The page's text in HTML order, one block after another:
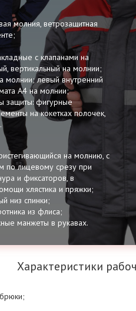
молния, ветрозащитная
с клапанами на
вертикальный на молнии;
молнии; левый внутренний
А4 на молнии;
защиты: фигурные
на кокетках полочек,
на молнию, с
по лицевому срезу при
и фиксаторов, в
хлястика и пряжки;
низ спинки;
из флиса;
манжеты в рукавах.
Характеристики